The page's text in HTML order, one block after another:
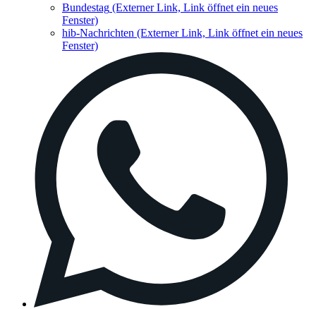
Bundestag (Externer Link, Link öffnet ein neues
Fenster)
hib-Nachrichten (Externer Link, Link öffnet ein neues
Fenster)